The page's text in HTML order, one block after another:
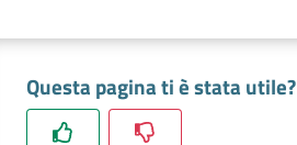
Questa pagina ti è stata utile?